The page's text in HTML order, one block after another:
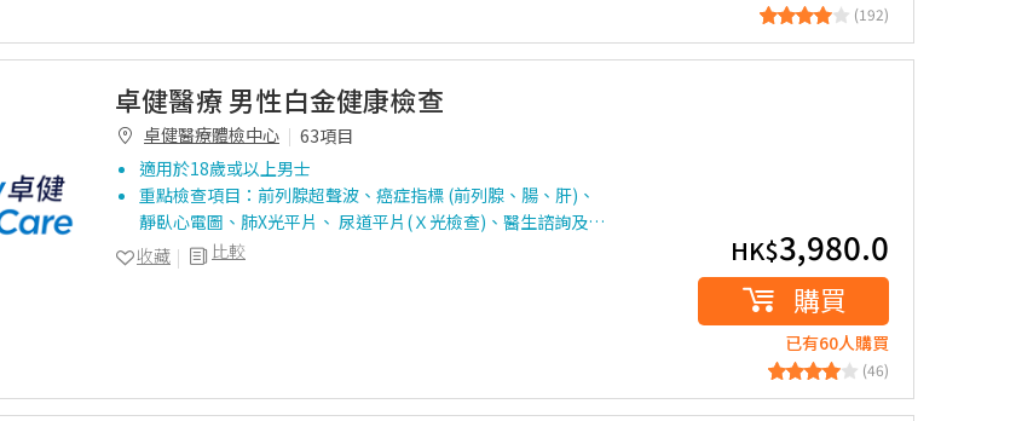
(192)
卓健醫療 男性白金健康檢查
卓健醫療體檢中心
63項目
適用於18歲或以上男士
重點檢查項目：前列腺超聲波、癌症指標 (前列腺、腸、肝)、
靜臥心電圖、肺X光平片、 尿道平片(Ｘ光檢查)、醫生諮詢及…
比較
收藏 HK$3,980.0
購買
已有60人購買
(46)